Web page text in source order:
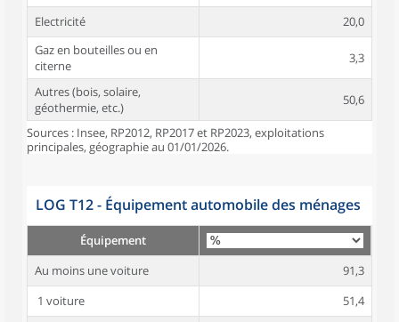
Electricité
20,0
Gaz en bouteilles ou en
citerne
3,3
Autres (bois, solaire,
géothermie, etc.)
50,6
Sources : Insee, RP2012, RP2017 et RP2023, exploitations
principales, géographie au 01/01/2026.
LOG T12 - Équipement automobile des ménages
Équipement
Au moins une voiture
91,3
1 voiture
51,4